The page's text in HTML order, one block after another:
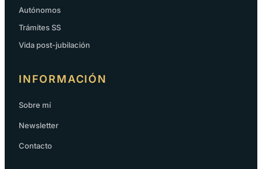
Autónomos
Trámites SS
Vida post-jubilación
INFORMACIÓN
Sobre mí
Newsletter
Contacto